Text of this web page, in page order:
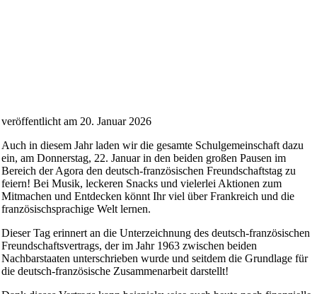
veröffentlicht am 20. Januar 2026
Auch in diesem Jahr laden wir die gesamte Schulgemeinschaft dazu
ein, am Donnerstag, 22. Januar in den beiden großen Pausen im
Bereich der Agora den deutsch-französischen Freundschaftstag zu
feiern! Bei Musik, leckeren Snacks und vielerlei Aktionen zum
Mitmachen und Entdecken könnt Ihr viel über Frankreich und die
französischsprachige Welt lernen.
Dieser Tag erinnert an die Unterzeichnung des deutsch-französischen
Freundschaftsvertrags, der im Jahr 1963 zwischen beiden
Nachbarstaaten unterschrieben wurde und seitdem die Grundlage für
die deutsch-französische Zusammenarbeit darstellt!